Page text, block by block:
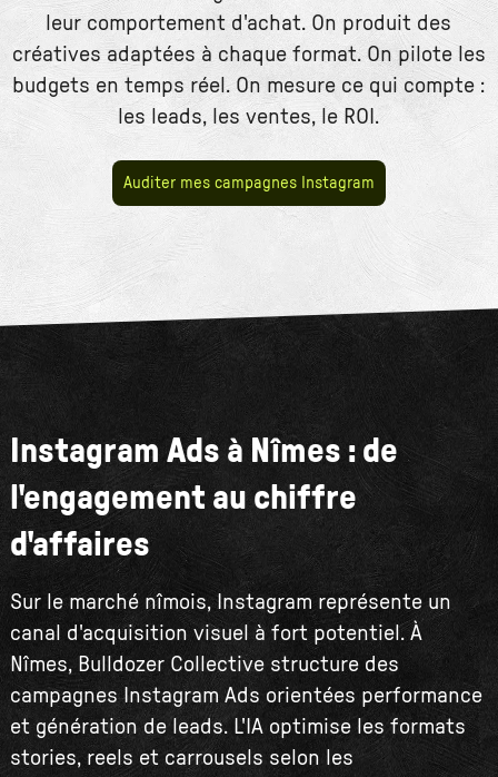
leur comportement d'achat. On produit des
créatives adaptées à chaque format. On pilote les
budgets en temps réel. On mesure ce qui compte :
les leads, les ventes, le ROI.
Auditer mes campagnes Instagram
Instagram Ads à Nîmes : de
l'engagement au chiffre
d'affaires
Sur le marché nîmois, Instagram représente un
canal d'acquisition visuel à fort potentiel. À
Nîmes, Bulldozer Collective structure des
campagnes Instagram Ads orientées performance
et génération de leads. L'IA optimise les formats
stories, reels et carrousels selon les